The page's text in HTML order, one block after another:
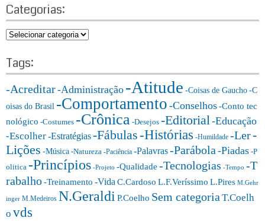
r
c
h
o
h
Categorias:
C
t
e
r
i
a
s:
Tags:
-Acreditar-Administração -Atitude -Coisas de Gaucho -C
oisas do Brasil -Comportamento -Conselhos-Conto tec
nológico -Costumes -Crônica -Desejos -Editorial-Educação
-Escolher-Estratégias-Fábulas-Histórias -Humildade -Ler-
Lições -Música -Natureza -Paciência -Palavras-Parábola -Piadas -P
olitica -Princípios -Projeto -Qualidade -Tecnologias -Tempo -T
rabalho-Treinamento -VidaC.Cardoso L.F.Veríssimo L.Pires M.Gehr
inger M.Medeiros N.Geraldi P.Coelho Sem categoria T.Coelh
o vds